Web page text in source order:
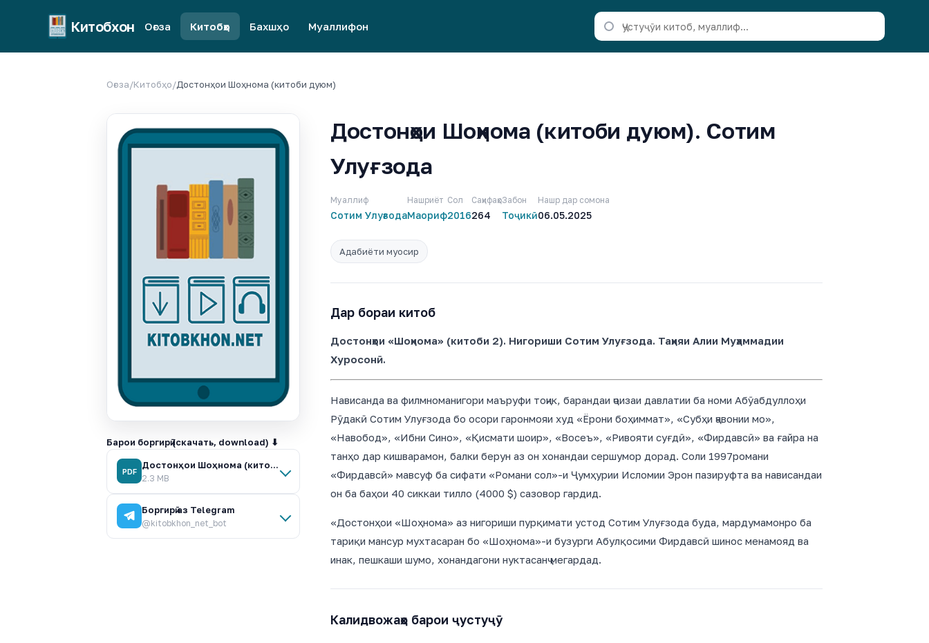
Китобхон Оғоза Китобҳо Бахшҳо Муаллифон
Оғоза/Китобҳо/Достонҳои Шоҳнома (китоби дуюм)
Барои боргирӣ (скачать, download) ⬇
PDF
Достонҳои Шоҳнома (китоби дуюм).pdf
2.3 MB
Боргирӣ аз Telegram
@kitobkhon_net_bot
Достонҳои Шоҳнома (китоби дуюм). Сотим
Улуғзода
Муаллиф
Сотим Улуғзода
Нашриёт
Маориф
Сол
2016
Саҳифаҳо
264
Забон
Тоҷикӣ
Нашр дар сомона
06.05.2025
Адабиёти муосир
Дар бораи китоб
Достонҳои «Шоҳнома» (китоби 2). Нигориши Сотим Улуғзода. Таҳияи Алии Муҳаммадии
Хуросонӣ.
Нависанда ва филмноманигори маъруфи тоҷик, барандаи ҷоизаи давлатии ба номи Абӯабдуллоҳи
Рӯдакӣ Сотим Улуғзода бо осори гаронмояи худ «Ёрони боҳиммат», «Субҳи ҷавонии мо»,
«Навобод», «Ибни Сино», «Қисмати шоир», «Восеъ», «Ривояти суғдӣ», «Фирдавсӣ» ва ғайра на
танҳо дар кишварамон, балки берун аз он хонандаи сершумор дорад. Соли 1997романи
«Фирдавсӣ» мавсуф ба сифати «Романи сол»-и Ҷумҳурии Исломии Эрон пазируфта ва нависандаи
он ба баҳои 40 сиккаи тилло (4000 $) сазовор гардид.
«Достонҳои «Шоҳнома» аз нигориши пурқимати устод Сотим Улуғзода буда, мардумамонро ба
тариқи мансур мухтасаран бо «Шоҳнома»-и бузурги Абулқосими Фирдавсӣ шинос менамояд ва
инак, пешкаши шумо, хонандагони нуктасанҷ мегардад.
Калидвожаҳо барои ҷустуҷӯ